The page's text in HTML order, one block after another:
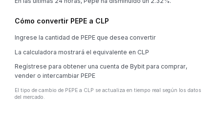
Cómo convertir PEPE a CLP
Ingrese la cantidad de PEPE que desea convertir
La calculadora mostrará el equivalente en CLP
Regístrese para obtener una cuenta de Bybit para comprar,
vender o intercambiar PEPE
El tipo de cambio de PEPE a CLP se actualiza en tiempo real según los datos
del mercado.